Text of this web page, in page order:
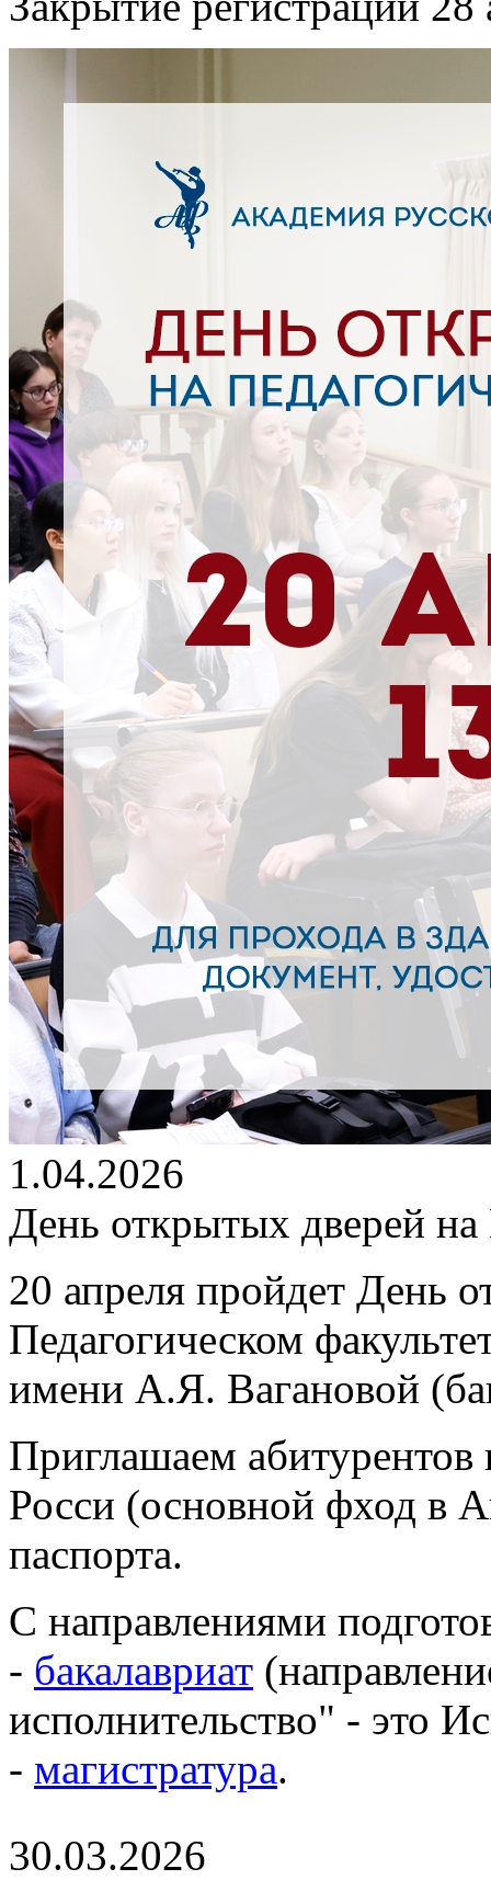
1.04.2026
День открытых дверей на
20 апреля пройдет День
Педагогическом
имени А.Я. Вагановой
Приглашаем
Росси (основной фход в
паспорта.
С направлениями
- бакалавриат
исполнительство" - это
- магистратура.
30.03.2026